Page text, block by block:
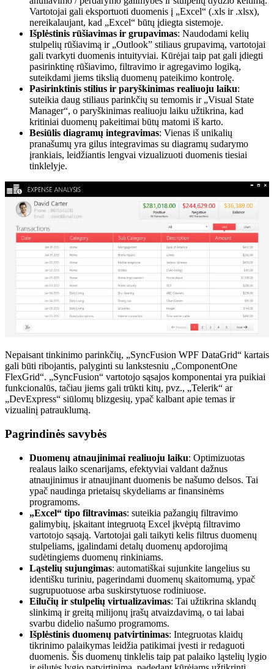
Vartotojai gali eksportuoti duomenis į „Excel“ (.xls ir .xlsx),
nereikalaujant, kad „Excel“ būtų įdiegta sistemoje.
Išplėstinis rūšiavimas ir grupavimas: Naudodami kelių
stulpelių rūšiavimą ir „Outlook” stiliaus grupavimą, vartotojai
gali tvarkyti duomenis intuityviai. Kūrėjai taip pat gali įdiegti
pasirinktinę rūšiavimo, filtravimo ir agregavimo logiką,
suteikdami jiems tikslią duomenų pateikimo kontrolę.
Pasirinktinis stilius ir paryškinimas realiuoju laiku:
suteikia daug stiliaus parinkčių su temomis ir „Visual State
Manager“, o paryškinimas realiuoju laiku užtikrina, kad
kritiniai duomenų pakeitimai būtų matomi iš karto.
Besiūlis diagramų integravimas: Vienas iš unikalių
pranašumų yra gilus integravimas su diagramų sudarymo
įrankiais, leidžiantis lengvai vizualizuoti duomenis tiesiai
tinklelyje.
Nepaisant tinkinimo parinkčių, „SyncFusion WPF DataGrid“ kartais
gali būti ribojantis, palyginti su lankstesniu „ComponentOne
FlexGrid“. „SyncFusion“ vartotojo sąsajos komponentai yra puikiai
funkcionalūs, tačiau jiems gali trūkti kitų, pvz., „Telerik“ ar
„DevExpress“ siūlomų blizgesių, ypač kalbant apie temas ir
vizualinį patrauklumą.
Pagrindinės savybės
Duomenų atnaujinimai realiuoju laiku: Optimizuotas
realaus laiko scenarijams, efektyviai valdant dažnus
atnaujinimus ir atnaujinant duomenis be našumo delsos. Tai
ypač naudinga prietaisų skydeliams ar finansinėms
programoms.
„Excel“ tipo filtravimas: suteikia pažangių filtravimo
galimybių, įskaitant integruotą Excel įkvėptą filtravimo
vartotojo sąsają. Vartotojai gali taikyti kelis filtrus duomenų
stulpeliams, įgalindami detalų duomenų apdorojimą
sudėtingiems duomenų rinkiniams.
Ląstelių sujungimas: automatiškai sujunkite langelius su
identišku turiniu, pagerindami duomenų skaitomumą, ypač
sugrupuotuose arba suskirstytuose rodiniuose.
Eilučių ir stulpelių virtualizavimas: Tai užtikrina sklandų
slinkimą ir greitą milijonų įrašų atvaizdavimą, o tai labai
svarbu didelio našumo programoms.
Išplėstinis duomenų patvirtinimas: Integruotas klaidų
tikrinimo palaikymas leidžia patikimai įvesti ir redaguoti
duomenis. Šis duomenų tinklelis taip pat palaiko ląstelių lygio